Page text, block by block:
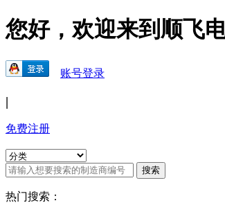
您好，欢迎来到顺飞
账号登录
|
免费注册
热门搜索：